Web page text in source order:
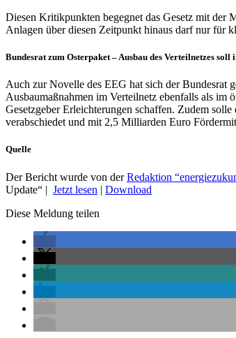
Diesen Kritikpunkten begegnet das Gesetz mit der
Anlagen über diesen Zeitpunkt hinaus darf nur für
Bundesrat zum Osterpaket – Ausbau des Verteilnetzes
Auch zur Novelle des EEG hat sich der Bundesrat
Ausbaumaßnahmen im Verteilnetz ebenfalls als im
Gesetzgeber Erleichterungen schaffen. Zudem
verabschiedet und mit 2,5 Milliarden Euro
Quelle
Der Bericht wurde von derRedaktion
Update“ | Jetzt lesen | Download
Diese Meldung teilen